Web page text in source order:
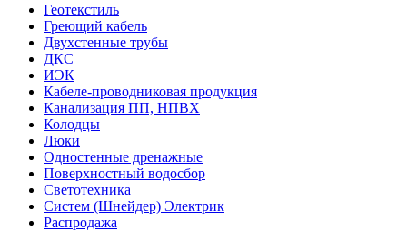
Геотекстиль
Греющий кабель
Двухстенные трубы
ДКС
ИЭК
Кабеле-проводниковая продукция
Канализация ПП, НПВХ
Колодцы
Люки
Одностенные дренажные
Поверхностный водосбор
Светотехника
Систем (Шнейдер) Электрик
Распродажа